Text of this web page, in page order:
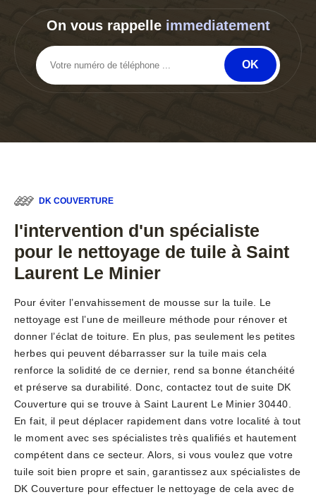
On vous rappelle immediatement
DK COUVERTURE
l'intervention d'un spécialiste
pour le nettoyage de tuile à Saint
Laurent Le Minier
Pour éviter l’envahissement de mousse sur la tuile. Le
nettoyage est l’une de meilleure méthode pour rénover et
donner l’éclat de toiture. En plus, pas seulement les petites
herbes qui peuvent débarrasser sur la tuile mais cela
renforce la solidité de ce dernier, rend sa bonne étanchéité
et préserve sa durabilité. Donc, contactez tout de suite DK
Couverture qui se trouve à Saint Laurent Le Minier 30440.
En fait, il peut déplacer rapidement dans votre localité à tout
le moment avec ses spécialistes très qualifiés et hautement
compétent dans ce secteur. Alors, si vous voulez que votre
tuile soit bien propre et sain, garantissez aux spécialistes de
DK Couverture pour effectuer le nettoyage de cela avec de